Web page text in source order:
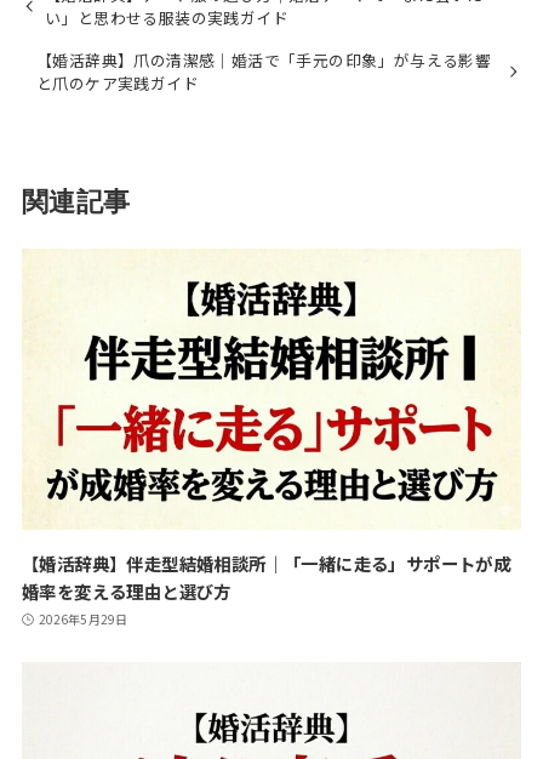
い」と思わせる服装の実践ガイド
【婚活辞典】爪の清潔感｜婚活で「手元の印象」が与える影響
と爪のケア実践ガイド
関連記事
【婚活辞典】伴走型結婚相談所｜「一緒に走る」サポートが成
婚率を変える理由と選び方
2026年5月29日